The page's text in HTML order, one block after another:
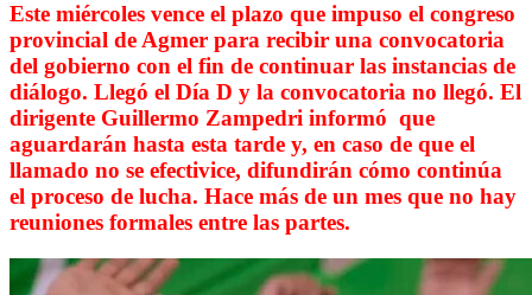
Este miércoles vence el plazo que impuso el congreso
provincial de Agmer para recibir una convocatoria
del gobierno con el fin de continuar las instancias de
diálogo. Llegó el Día D y la convocatoria no llegó. El
dirigente Guillermo Zampedri informó que
aguardarán hasta esta tarde y, en caso de que el
llamado no se efectivice, difundirán cómo continúa
el proceso de lucha. Hace más de un mes que no hay
reuniones formales entre las partes.